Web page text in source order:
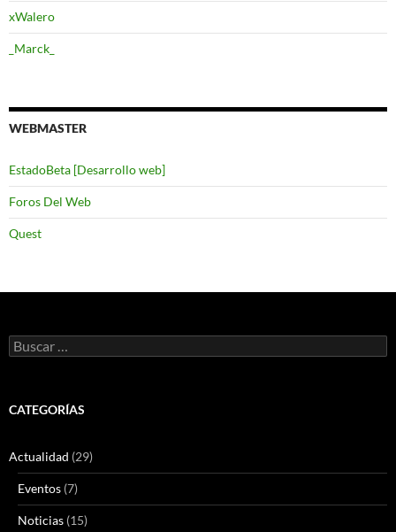
xWalero
_Marck_
WEBMASTER
EstadoBeta [Desarrollo web]
Foros Del Web
Quest
Buscar:
CATEGORÍAS
Actualidad (29)
Eventos (7)
Noticias (15)